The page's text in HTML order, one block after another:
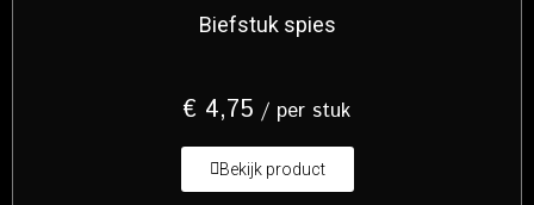
Biefstuk spies
€ 4,75 / per stuk
Bekijk product